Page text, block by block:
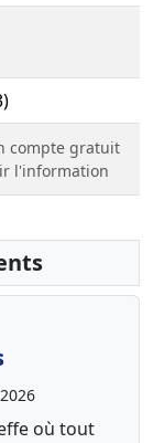
compte gratuit
l'information
où tout